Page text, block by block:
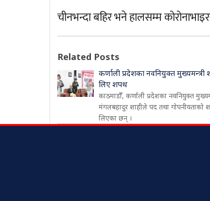
चीनभन्दा बहिर भने हालसम्म
Related Posts
कर्णाली प्रदेशका नवनियुक्त मुख्यमन्त्री
लिए शपथ
काठमाडौँ, कर्णाली प्रदेशका नवनियुक्त
मंगलबहादुर शाहीले पद तथा गोपनीयताको
लिएका छन् ।